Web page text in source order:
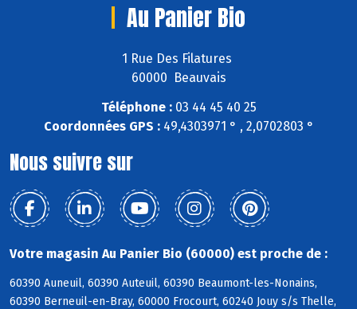
Au Panier Bio
1 Rue Des Filatures
60000 Beauvais
Téléphone :03 44 45 40 25
Coordonnées GPS :49,4303971 ° , 2,0702803 °
Nous suivre sur
Votre magasin Au Panier Bio (60000) est proche de :
60390 Auneuil, 60390 Auteuil, 60390 Beaumont-les-Nonains,
60390 Berneuil-en-Bray, 60000 Frocourt, 60240 Jouy s/s Thelle,